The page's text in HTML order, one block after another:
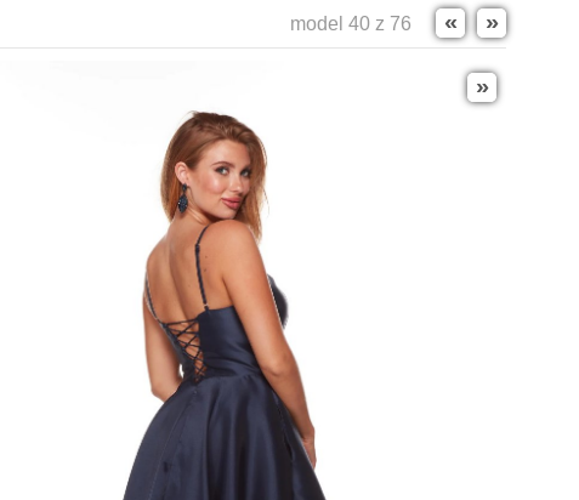
»
«
model 40 z 76
»